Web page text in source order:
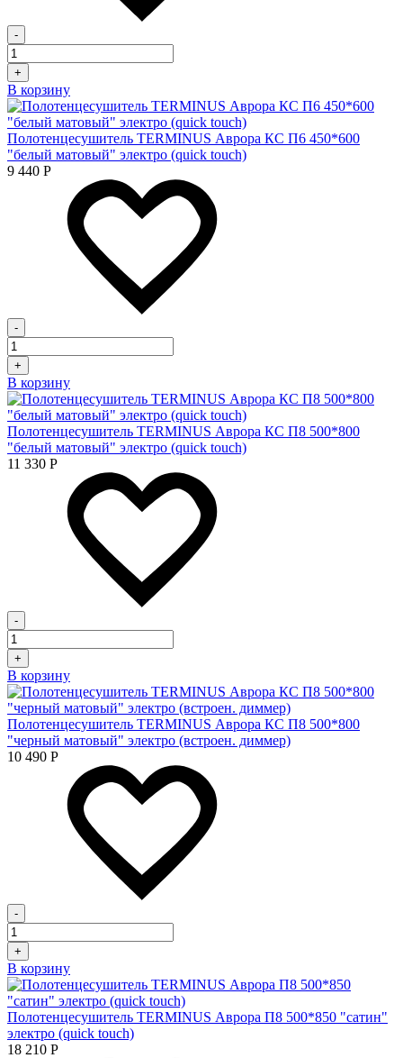
-
+
В корзину
Полотенцесушитель TERMINUS Аврора КС П6 450*600
"белый матовый" электро (quick touch)
9 440 Р
-
+
В корзину
Полотенцесушитель TERMINUS Аврора КС П8 500*800
"белый матовый" электро (quick touch)
11 330 Р
-
+
В корзину
Полотенцесушитель TERMINUS Аврора КС П8 500*800
"черный матовый" электро (встроен. диммер)
10 490 Р
-
+
В корзину
Полотенцесушитель TERMINUS Аврора П8 500*850 "сатин"
электро (quick touch)
18 210 Р